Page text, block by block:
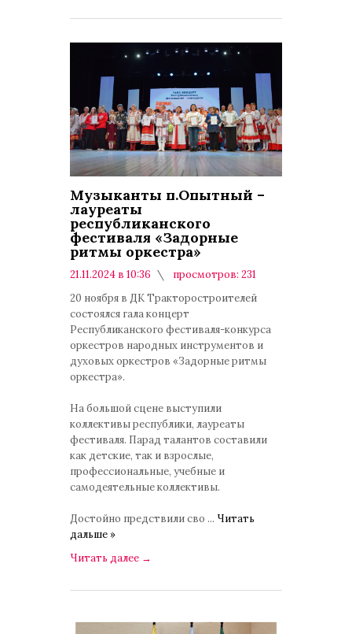
Музыканты п.Опытный –
лауреаты
республиканского
фестиваля «Задорные
ритмы оркестра»
21.11.2024 в 10:36
просмотров: 231
комментариев: 0
20 ноября в ДК Тракторостроителей
состоялся гала концерт
Республиканского фестиваля-конкурса
оркестров народных инструментов и
духовых оркестров «Задорные ритмы
оркестра».
На большой сцене выступили
коллективы республики, лауреаты
фестиваля. Парад талантов составили
как детские, так и взрослые,
профессиональные, учебные и
самодеятельные коллективы.
Достойно предствили сво ... Читать
дальше »
Читать далее →